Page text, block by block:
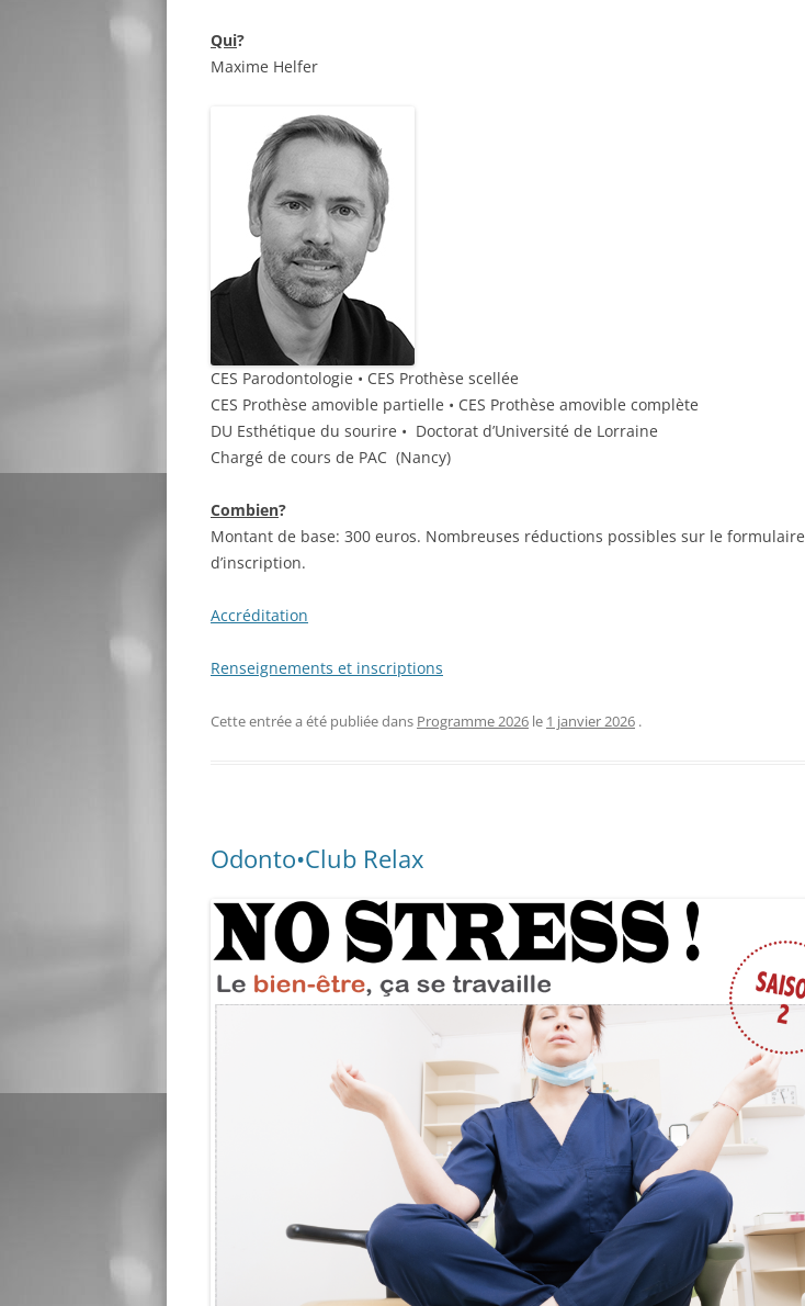
Qui?
Maxime Helfer
CES Parodontologie • CES Prothèse scellée
CES Prothèse amovible partielle • CES Prothèse amovible complète
DU Esthétique du sourire • Doctorat d’Université de Lorraine
Chargé de cours de PAC (Nancy)
Combien?
Montant de base: 300 euros. Nombreuses réductions possibles sur le formulaire
d’inscription.
Accréditation
Renseignements et inscriptions
Cette entrée a été publiée dans Programme 2026 le 1 janvier 2026 .
Odonto•Club Relax